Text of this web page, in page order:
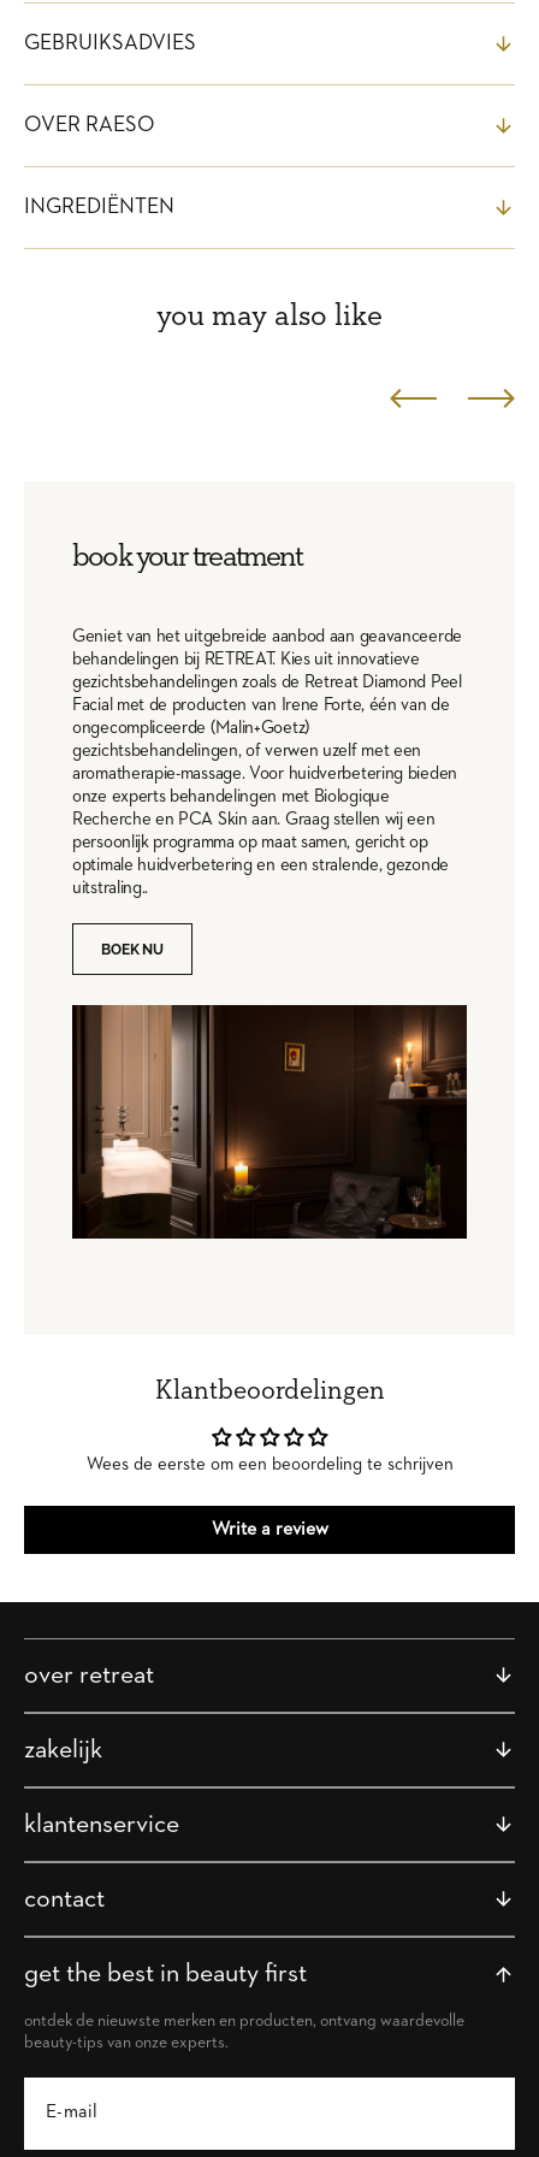
GEBRUIKSADVIES
OVER RAESO
INGREDIËNTEN
you may also like
book your treatment
Geniet van het uitgebreide aanbod aan geavanceerde
behandelingen bij RETREAT. Kies uit innovatieve
gezichtsbehandelingen zoals de Retreat Diamond Peel
Facial met de producten van Irene Forte, één van de
ongecompliceerde (Malin+Goetz)
gezichtsbehandelingen, of verwen uzelf met een
aromatherapie-massage. Voor huidverbetering bieden
onze experts behandelingen met Biologique
Recherche en PCA Skin aan. Graag stellen wij een
persoonlijk programma op maat samen, gericht op
optimale huidverbetering en een stralende, gezonde
uitstraling..
BOEK NU
Klantbeoordelingen
Wees de eerste om een beoordeling te schrijven
Write a review
over retreat
zakelijk
klantenservice
contact
get the best in beauty first
ontdek de nieuwste merken en producten, ontvang waardevolle
beauty-tips van onze experts.